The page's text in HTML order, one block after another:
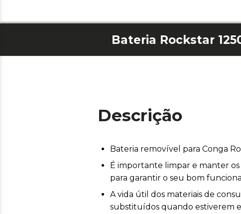
Bateria Rockstar
Descrição
Bateria removível para Conga
É importante limpar e manter
para garantir o seu bom
A vida útil dos materiais de
substituídos quando estiverem